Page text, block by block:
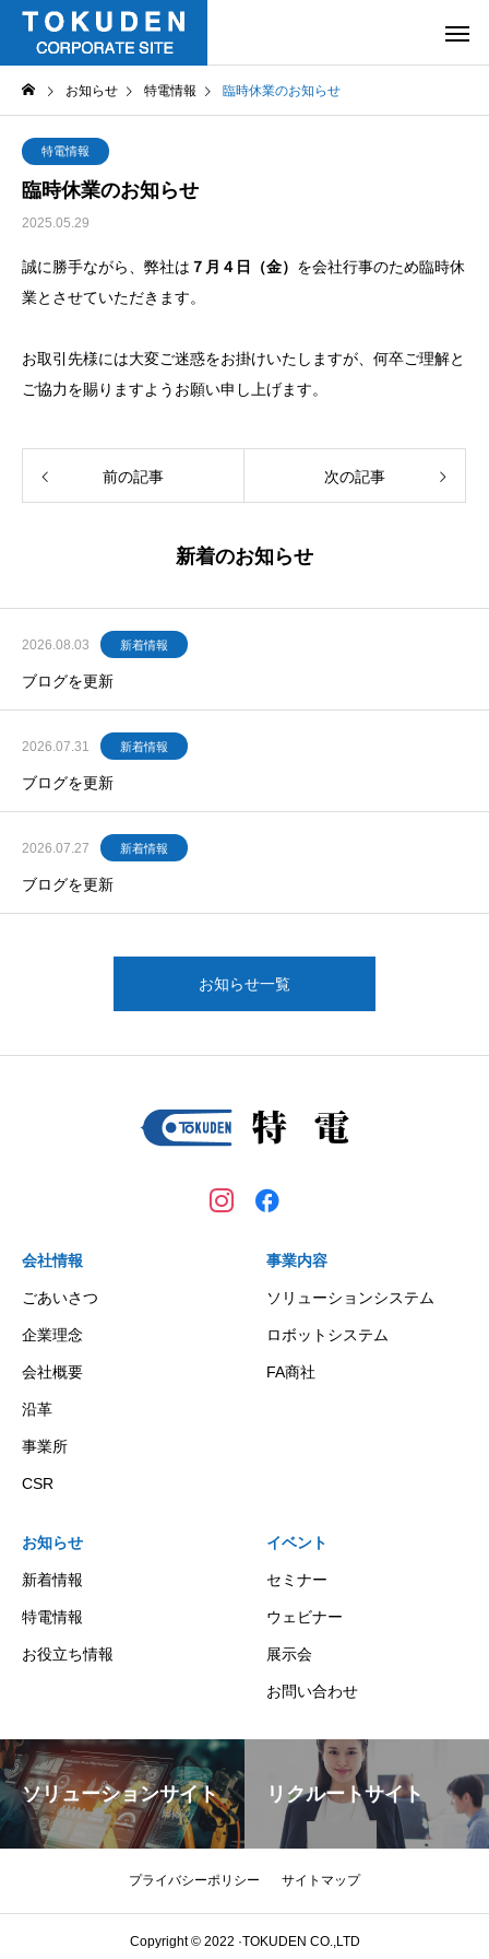
お知らせ 特電情報 臨時休業のお知らせ
特電情報
臨時休業のお知らせ
2025.05.29
誠に勝手ながら、弊社は ７月４日（金） を会社行事のため臨時休
業とさせていただきます。
お取引先様には大変ご迷惑をお掛けいたしますが、何卒ご理解と
ご協力を賜りますようお願い申し上げます。
前の記事 次の記事
新着のお知らせ
2026.08.03 新着情報
ブログを更新
2026.07.31 新着情報
ブログを更新
2026.07.27 新着情報
ブログを更新
お知らせ一覧
会社情報
ごあいさつ
企業理念
会社概要
沿革
事業所
CSR
事業内容
ソリューションシステム
ロボットシステム
FA商社
お知らせ
新着情報
特電情報
お役立ち情報
イベント
セミナー
ウェビナー
展示会
お問い合わせ
ソリューションサイト リクルートサイト
プライバシーポリシー サイトマップ
Copyright © 2022 ·TOKUDEN CO.,LTD